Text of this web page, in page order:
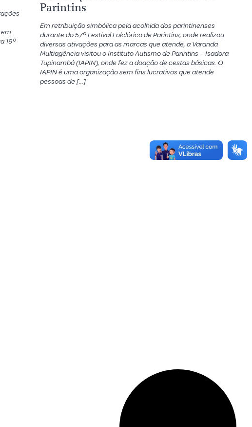
19º
Parintins
Em retribuição simbólica pela acolhida dos parintinenses
durante do 57º Festival Folclórico de Parintins, onde realizou
diversas ativações para as marcas que atende, a Varanda
Multiagência visitou o Instituto Autismo de Parintins – Isadora
Tupinambá (IAPIN), onde fez a doação de cestas básicas. O
IAPIN é uma organização sem fins lucrativos que atende
pessoas de […]